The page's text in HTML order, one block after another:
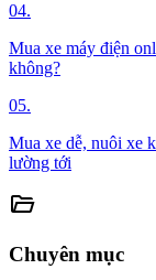
04.
Mua xe máy điện
không?
05.
Mua xe dễ, nuôi xe
lường tới
folder_open
Chuyên mục